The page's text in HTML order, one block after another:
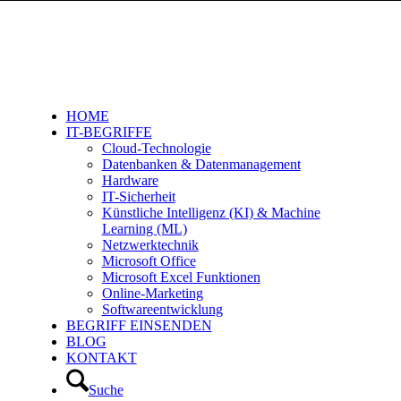
HOME
IT-BEGRIFFE
Cloud-Technologie
Datenbanken & Datenmanagement
Hardware
IT-Sicherheit
Künstliche Intelligenz (KI) & Machine
Learning (ML)
Netzwerktechnik
Microsoft Office
Microsoft Excel Funktionen
Online-Marketing
Softwareentwicklung
BEGRIFF EINSENDEN
BLOG
KONTAKT
Suche